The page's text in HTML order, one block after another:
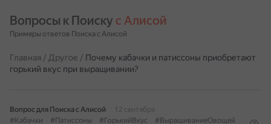
Вопросы к Поиску с Алисой
Примеры ответов Поиска с Алисой
Главная / Другое / Почему кабачки и патиссоны приобретают
горький вкус при выращивании?
Вопрос для Поиска с Алисой
12 сентября
#Кабачки
#Патиссоны #ГорькийВкус
#ВыращиваниеОвощей